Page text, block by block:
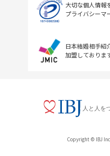
大切な個人情報
プライバシーマ
日本結婚相手紹
加盟しております
人と人を
Copyright © IBJ